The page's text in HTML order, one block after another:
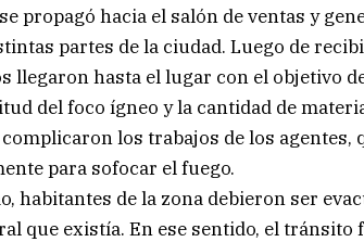
propagó hacia el salón de ventas y
partes de la ciudad. Luego de
llegaron hasta el lugar con el objetivo
del foco ígneo y la cantidad de
los trabajos de los
para sofocar el fuego.
habitantes de la zona debieron ser
que existía. En ese sentido, el